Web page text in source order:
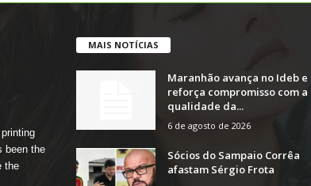
been the
the
MAIS NOTÍCIAS
Maranhão avança no Ideb e
reforça compromisso com a
qualidade da...
6 de agosto de 2026
Sócios do Sampaio Corrêa
afastam Sérgio Frota